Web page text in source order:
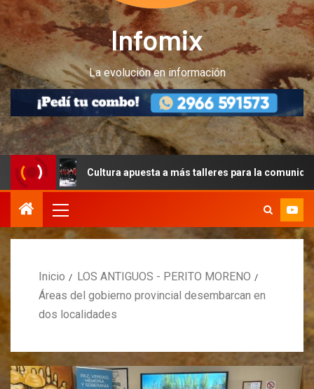
Infomix
La evolución en información
Cultura apuesta a más talleres para la comunidad peritense
Inicio
LOS ANTIGUOS - PERITO MORENO
Áreas del gobierno provincial desembarcan en
dos localidades